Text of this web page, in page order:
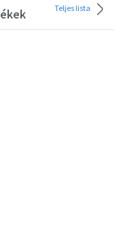
Teljes lista